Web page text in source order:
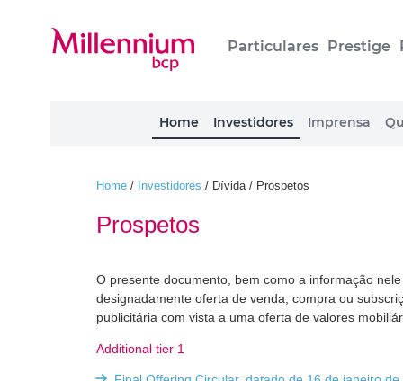
Particulares Prestige
Home Investidores Imprensa
Home / Investidores / Dívida / Prospetos
Prospetos
O presente documento, bem como a informação
designadamente oferta de venda, compra ou
publicitária com vista a uma oferta de valores
Additional tier 1